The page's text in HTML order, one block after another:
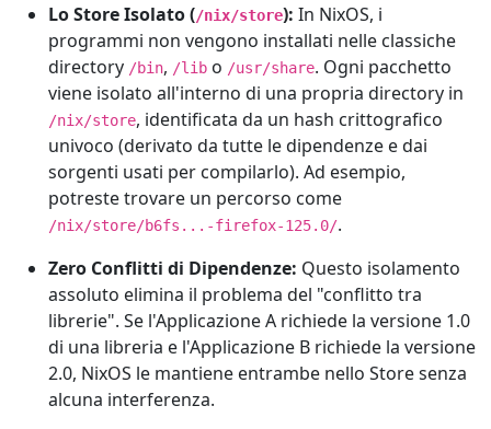
Lo Store Isolato (/nix/store): In NixOS, i
programmi non vengono installati nelle classiche
directory /bin, /lib o /usr/share. Ogni pacchetto
viene isolato all'interno di una propria directory in
/nix/store, identificata da un hash crittografico
univoco (derivato da tutte le dipendenze e dai
sorgenti usati per compilarlo). Ad esempio,
potreste trovare un percorso come
/nix/store/b6fs...-firefox-125.0/.
Zero Conflitti di Dipendenze: Questo isolamento
assoluto elimina il problema del "conflitto tra
librerie". Se l'Applicazione A richiede la versione 1.0
di una libreria e l'Applicazione B richiede la versione
2.0, NixOS le mantiene entrambe nello Store senza
alcuna interferenza.